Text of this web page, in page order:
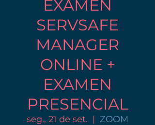
EXAMEN
SERVSAFE
MANAGER
ONLINE +
EXAMEN
PRESENCIAL
seg., 21 de set.
  |
ZOOM